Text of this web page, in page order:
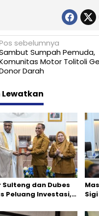
sebelumnya
Sumpah Pemuda,
Motor Tolitoli
Darah
Sulteng dan Dubes
Peluang Investasi,